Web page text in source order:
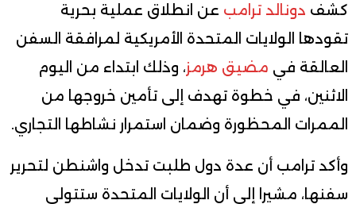
كشف دونالد ترامب عن انطلاق عملية بحرية
تقودها الولايات المتحدة الأمريكية لمرافقة السفن
العالقة في مضيق هرمز، وذلك ابتداء من اليوم
الاثنين، في خطوة تهدف إلى تأمين خروجها من
الممرات المحظورة وضمان استمرار نشاطها التجاري.
وأكد ترامب أن عدة دول طلبت تدخل واشنطن لتحرير
سفنها، مشيرا إلى أن الولايات المتحدة ستتولى